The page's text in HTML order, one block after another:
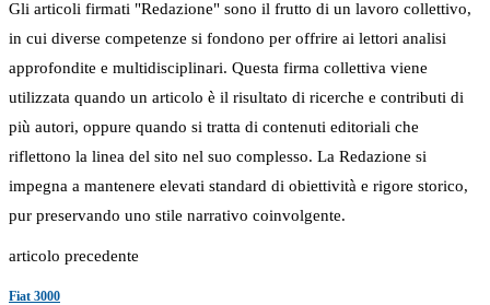
Gli articoli firmati "Redazione" sono il frutto di un lavoro collettivo,
in cui diverse competenze si fondono per offrire ai lettori analisi
approfondite e multidisciplinari. Questa firma collettiva viene
utilizzata quando un articolo è il risultato di ricerche e contributi di
più autori, oppure quando si tratta di contenuti editoriali che
riflettono la linea del sito nel suo complesso. La Redazione si
impegna a mantenere elevati standard di obiettività e rigore storico,
pur preservando uno stile narrativo coinvolgente.
articolo precedente
Fiat 3000